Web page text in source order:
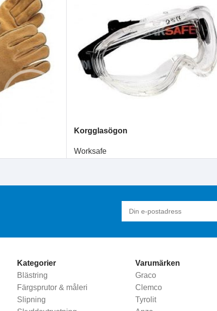
Korgglasögon
Worksafe
Kategorier
Blästring
Färgsprutor & måleri
Slipning
Varumärken
Graco
Clemco
Tyrolit